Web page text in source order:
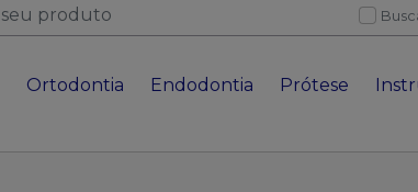
Ortodontia Endodontia Prótese